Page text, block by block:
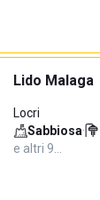
Lido Malaga
Locri
Sabbiosa·
e altri 9…